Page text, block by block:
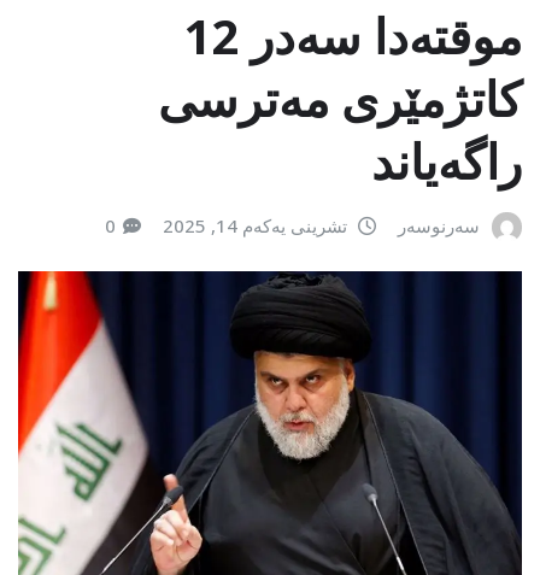
موقتەدا سەدر 12
کاتژمێری مەترسی
راگەیاند
سەرنوسەر تشرینی یەکەم 14, 2025 0